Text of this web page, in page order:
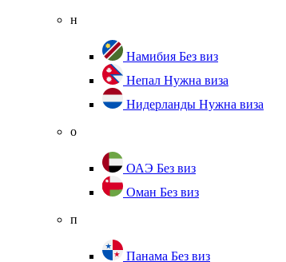
н
Намибия Без виз
Непал Нужна виза
Нидерланды Нужна виза
о
ОАЭ Без виз
Оман Без виз
п
Панама Без виз